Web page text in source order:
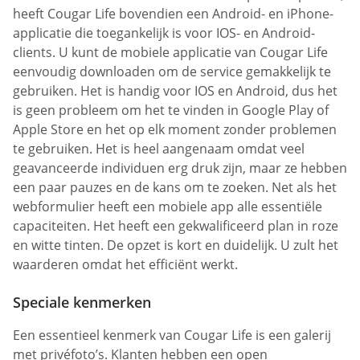
heeft Cougar Life bovendien een Android- en iPhone-
applicatie die toegankelijk is voor IOS- en Android-
clients. U kunt de mobiele applicatie van Cougar Life
eenvoudig downloaden om de service gemakkelijk te
gebruiken. Het is handig voor IOS en Android, dus het
is geen probleem om het te vinden in Google Play of
Apple Store en het op elk moment zonder problemen
te gebruiken. Het is heel aangenaam omdat veel
geavanceerde individuen erg druk zijn, maar ze hebben
een paar pauzes en de kans om te zoeken. Net als het
webformulier heeft een mobiele app alle essentiële
capaciteiten. Het heeft een gekwalificeerd plan in roze
en witte tinten. De opzet is kort en duidelijk. U zult het
waarderen omdat het efficiënt werkt.
Speciale kenmerken
Een essentieel kenmerk van Cougar Life is een galerij
met privéfoto’s. Klanten hebben een open